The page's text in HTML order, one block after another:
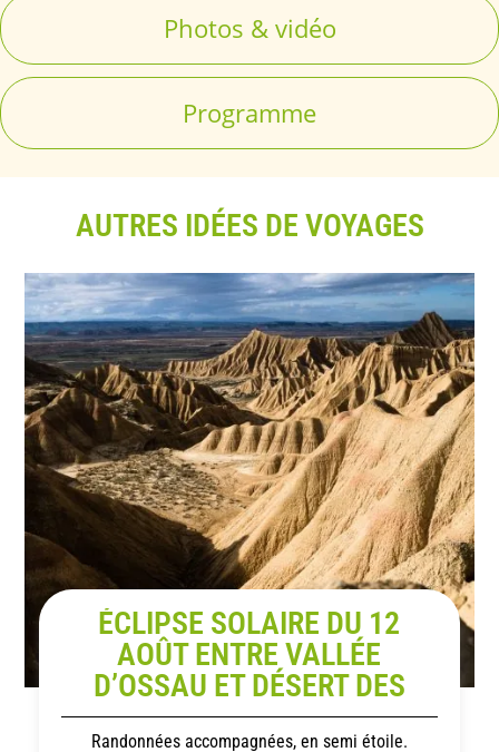
Programme
Photos & vidéo
AUTRES IDÉES DE VOYAGES
ÉCLIPSE SOLAIRE DU 12
AOÛT ENTRE VALLÉE
D’OSSAU ET DÉSERT DES
BARDENAS
Randonnées accompagnées, en semi étoile.